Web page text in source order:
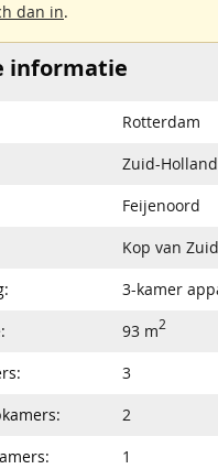
dan in.
informatie
Rotterdam
Zuid-Holland
Feijenoord
Kop van
3-kamer
93 m2
3
2
1